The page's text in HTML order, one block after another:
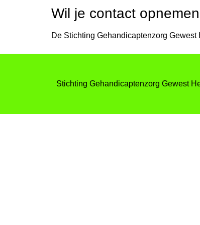
Wil je contact
De Stichting Gehandicaptenzorg
Stichting Gehandicaptenzorg Gewest